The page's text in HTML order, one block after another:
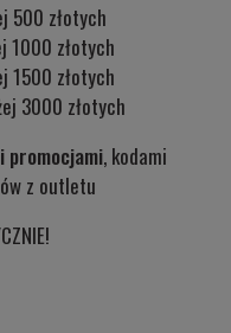
500 złotych
1000 złotych
1500 złotych
3000 złotych
promocjami, kodami
z outletu